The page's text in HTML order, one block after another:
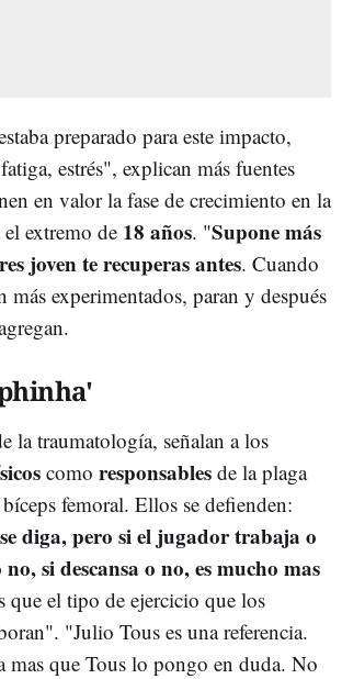
preparado para este impacto,
estrés", explican más fuentes
en valor la fase de crecimiento en la
el extremo de 18 años. "Supone más
joven te recuperas antes. Cuando
más experimentados, paran y después
la traumatología, señalan a los
como responsables de la plaga
femoral. Ellos se defienden:
diga, pero si el jugador trabaja o
si descansa o no, es mucho mas
que el tipo de ejercicio que los
"Julio Tous es una referencia.
mas que Tous lo pongo en duda. No